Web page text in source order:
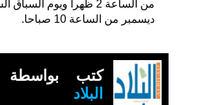
ديسمبر من الساعة 10 صباحا.
كتب بواسطة
البلاد